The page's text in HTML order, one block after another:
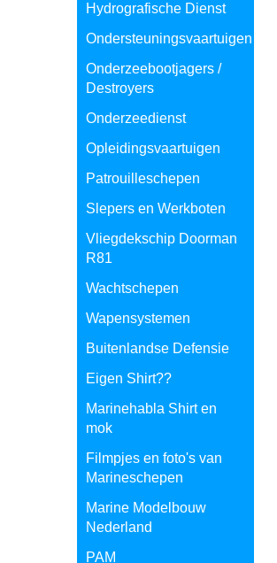
Hydrografische Dienst
Ondersteuningsvaartuigen
Onderzeebootjagers /
Destroyers
Onderzeedienst
Opleidingsvaartuigen
Patrouilleschepen
Slepers en Werkboten
Vliegdekschip Doorman
R81
Wachtschepen
Wapensystemen
Buitenlandse Defensie
Eigen Shirt??
Marinehabla Shirt en
mok
Filmpjes en foto's van
Marineschepen
Marine Modelbouw
Nederland
PAM